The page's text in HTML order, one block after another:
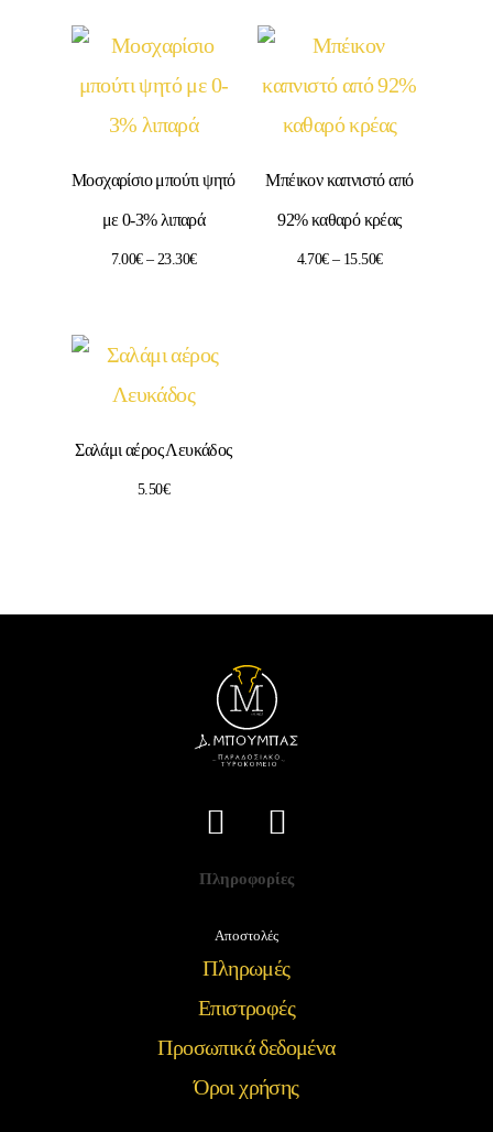
Mοσχαρίσιο μπούτι ψητό
με 0-3% λιπαρά
7.00€– 23.30€
Μπέικον καπνιστό από
92% καθαρό κρέας
4.70€– 15.50€
Σαλάμι αέρος Λευκάδος
5.50€
Πληροφορίες
Αποστολές
Πληρωμές
Επιστροφές
Προσωπικά δεδομένα
Όροι χρήσης